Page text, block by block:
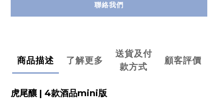
聯絡我們
商品描述 了解更多
送貨及付
款方式
顧客評價
虎尾釀 | 4款酒品mini版